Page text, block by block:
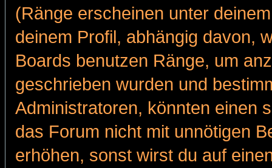
(Ränge erscheinen unter
deinem Profil, abhängig davon,
Boards benutzen Ränge, um
geschrieben wurden und
Administratoren, könnten einen
das Forum nicht mit unnötigen
erhöhen, sonst wirst du auf